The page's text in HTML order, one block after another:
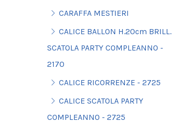
CARAFFA MESTIERI
CALICE BALLON H.20cm BRILL.
SCATOLA PARTY COMPLEANNO -
2170
CALICE RICORRENZE - 2725
CALICE SCATOLA PARTY
COMPLEANNO - 2725